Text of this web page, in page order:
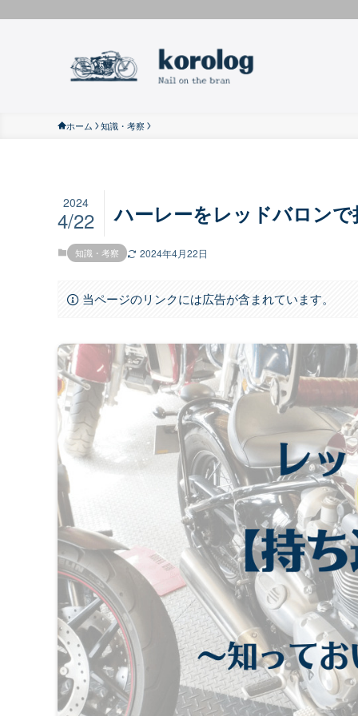
ホーム 知識・考察
ハーレーをレッドバロン
2024
4/22
知識・考察 2024年4月22日
当ページのリンクには広告が含まれています。